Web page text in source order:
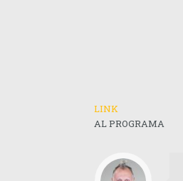
LINK
AL PROGRAMA